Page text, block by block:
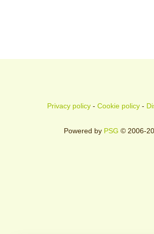
Privacy policy- Cookie policy-
Powered by PSG © 2006-